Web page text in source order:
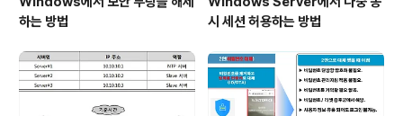
하는 방법
시 세션 허용하는 방법